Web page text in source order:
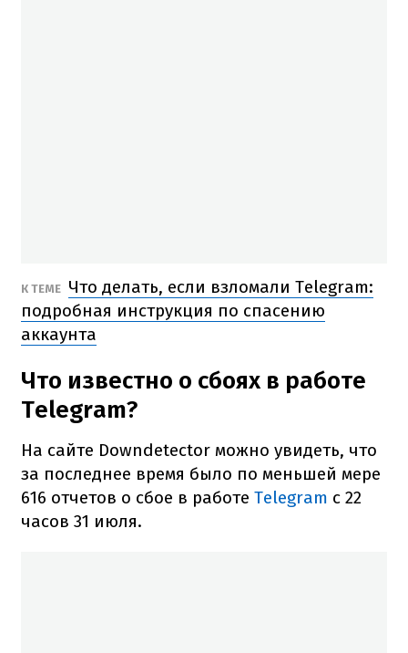
К ТЕМЕ Что делать, если взломали Telegram:
подробная инструкция по спасению
аккаунта
Что известно о сбоях в работе
Telegram?
На сайте Downdetector можно увидеть, что
за последнее время было по меньшей мере
616 отчетов о сбое в работе Telegram с 22
часов 31 июля.